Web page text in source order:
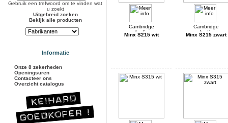
Gebruik een trefwoord om te vinden wat
u zoekt
Uitgebreid zoeken
Bekijk alle producten
Informatie
Onze 8 zekerheden
Openingsuren
Contacteer ons
Overzicht catalogus
Minx S215 wit Minx S215 zwart